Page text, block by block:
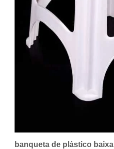
banqueta de plástico baixa